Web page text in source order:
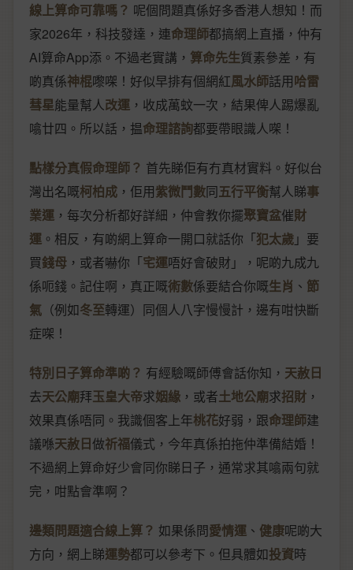
線上算命可靠嗎？ 呢個問題真係好多香港人想知！而
家2026年，科技發達，連命理師都搞網上直播，仲有
AI算命App添。不過老實講， 算命先生質素參差，有
啲真係神棍嚟㗎！好似早排有個網紅風水師話用哈雷
彗星能量幫人改運 ，收成萬蚊一次，結果俾人踢爆亂
噏廿四。所以話，揾命理諮詢都要帶眼識人㗎！
點樣分真假命理師？ 首先睇佢有冇真材實料。好似台
灣出名嘅柯柏成 ，佢用紫微鬥數同五行平衡幫人睇事
業運 ，每次分析都好詳細，仲會教你擺聚寶盆催財
運 。相反，有啲網上算命一開口就話你「犯太歲」要
買錢母 ，或者嚇你「宅運唔好會破財」，呢啲九成九
係呃錢。記住啊，真正嘅術數係要結合你嘅生肖 、 節
氣 （例如冬至轉運）同個人八字慢慢計，邊有咁快斷
症㗎！
特別日子算命準啲？ 有經驗嘅師傅會話你知， 天赦日
去天公廟拜玉皇大帝求姻緣 ，或者土地公廟求招財 ，
效果真係唔同。我識個客上年桃花好弱，跟命理師建
議喺天赦日做祈福儀式，今年真係拍拖仲準備結婚！
不過網上算命好少會同你睇日子，通常求其噏兩句就
完，咁點會準啊？
邊類問題適合線上算？ 如果係問愛情運 、 健康呢啲大
方向，網上睇運勢都可以參考下。但具體如投資時